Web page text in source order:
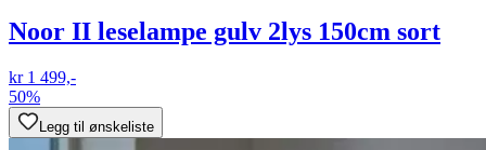
Noor II leselampe gulv 2lys 150cm sort
kr 1 499,-
50%
Legg til ønskeliste